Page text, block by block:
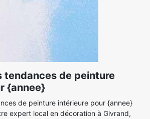
tendances de peinture
{annee}
de peinture intérieure pour {annee}
expert local en décoration à Givrand,